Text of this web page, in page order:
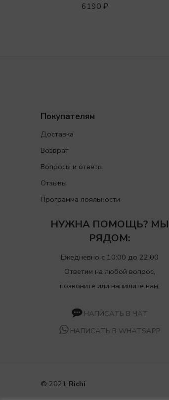
6190 ₽
Покупателям
Доставка
Возврат
Вопросы и ответы
Отзывы
Программа лояльности
НУЖНА ПОМОЩЬ? МЫ
РЯДОМ:
Ежедневно с 10:00 до 22:00
Ответим на любой вопрос,
позвоните или напишите нам:
НАПИСАТЬ В ЧАТ
НАПИСАТЬ В WHATSAPP
© 2021 Richi